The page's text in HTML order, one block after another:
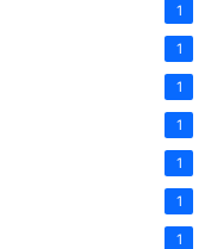
1
1
1
1
1
1
1